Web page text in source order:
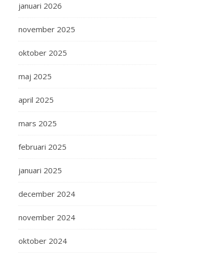
januari 2026
november 2025
oktober 2025
maj 2025
april 2025
mars 2025
februari 2025
januari 2025
december 2024
november 2024
oktober 2024